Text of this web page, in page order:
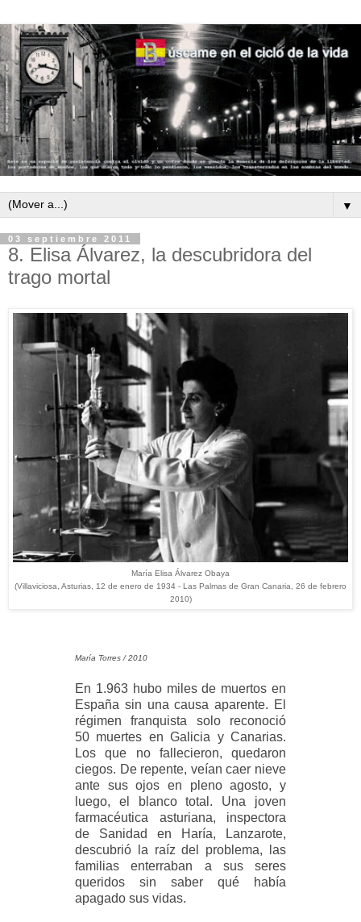
▼
03 septiembre 2011
8. Elisa Álvarez, la descubridora del
trago mortal
María Elisa Álvarez Obaya
(Villaviciosa, Asturias, 12 de enero de 1934 - Las Palmas de Gran Canaria, 26 de febrero
2010)
María Torres / 2010
En 1.963 hubo miles de muertos en
España sin una causa aparente. El
régimen franquista solo reconoció
50 muertes en Galicia y Canarias.
Los que no fallecieron, quedaron
ciegos. De repente, veían caer nieve
ante sus ojos en pleno agosto, y
luego, el blanco total. Una joven
farmacéutica asturiana, inspectora
de Sanidad en Haría, Lanzarote,
descubrió la raíz del problema, las
familias enterraban a sus seres
queridos sin saber qué había
apagado sus vidas.